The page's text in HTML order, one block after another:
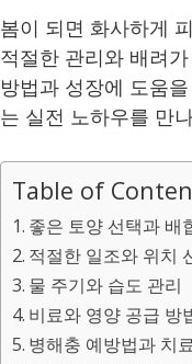
봄이 되면 화사하게
적절한 관리와 배려
방법과 성장에 도움
는 실전 노하우를 만
Table of
좋은 토양 선택과 배
적절한 일조와 위치
물 주기와 습도 관리
비료와 영양 공급 방
병해충 예방법과 치